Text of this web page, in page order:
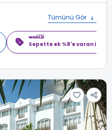
Tümünü Gör
Sepette ek %8'e varan